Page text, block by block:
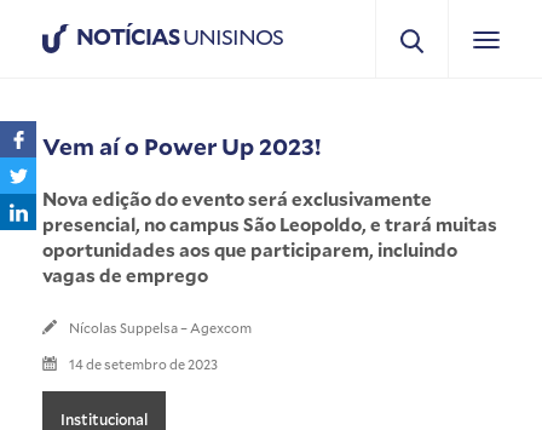
NOTÍCIASUNISINOS
Vem aí o Power Up 2023!
Nova edição do evento será exclusivamente
presencial, no campus São Leopoldo, e trará muitas
oportunidades aos que participarem, incluindo
vagas de emprego
Nícolas Suppelsa – Agexcom
14 de setembro de 2023
Institucional